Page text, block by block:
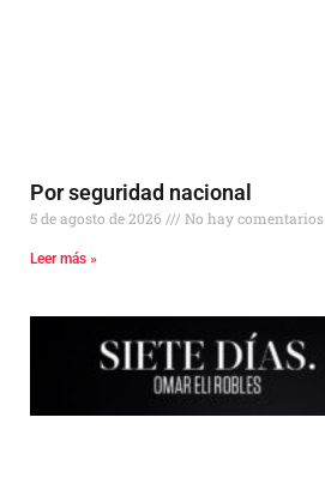
Por seguridad nacional
5 de agosto de 2026 No hay comentarios
Leer más »